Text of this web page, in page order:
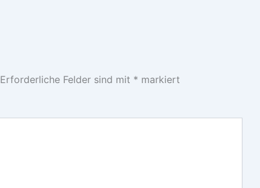
Erforderliche Felder sind mit * markiert